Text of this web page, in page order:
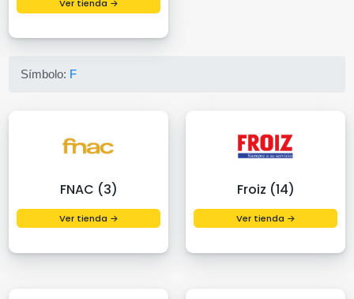
Ver tienda →
Símbolo: F
FNAC (3)
Ver tienda →
Froiz (14)
Ver tienda →